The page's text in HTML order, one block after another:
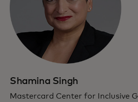
Shamina Singh
Mastercard Center for Inclusive